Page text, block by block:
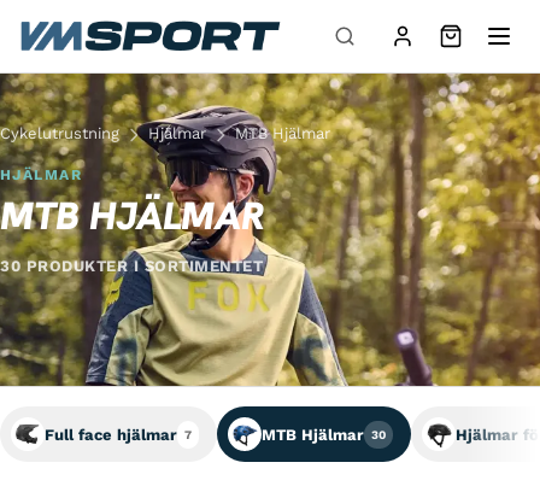
Hoppa till innehåll
Cykelutrustning Hjälmar MTB Hjälmar
HJÄLMAR
MTB HJÄLMAR
30 PRODUKTER I SORTIMENTET
Full face hjälmar 7 MTB Hjälmar 30 Hjälmar